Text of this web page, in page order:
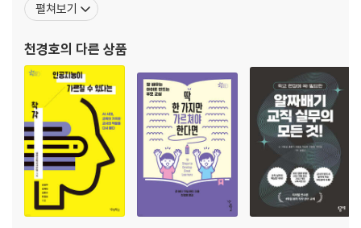
할 수 있는 일을 하나씩 해 보자
회의할 거야
함께 걸어 좋은 길
홀로, 또 같이 서기를 바라는 마음
오늘 하루 설리번 되어 보기
함께하고 싶은 마음과 답답함은 정비례한다
할 거야
듣고 싶은 노래
이름 부르기: 매일 조금씩 벽을 넘는 법
공사보다 친구
는 사회를 만드는 데 있으며, 학문이 진보하는 이유도 같은 까닭이라
는 마음으로 교사로서 가르치는 학생을 함께 살아
펼쳐보기
천경호의 다른 상품